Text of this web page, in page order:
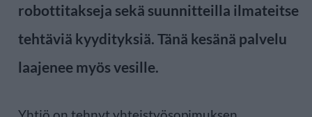
robottitakseja sekä suunnitteilla ilmateitse
tehtäviä kyydityksiä. Tänä kesänä palvelu
laajenee myös vesille.